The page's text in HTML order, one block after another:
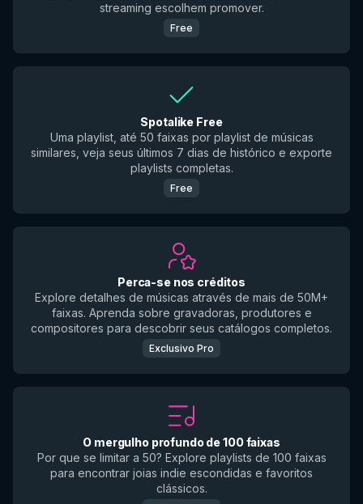
streaming escolhem promover.
Free
Spotalike Free
Uma playlist, até 50 faixas por playlist de músicas
similares, veja seus últimos 7 dias de histórico e exporte
playlists completas.
Free
Perca-se nos créditos
Explore detalhes de músicas através de mais de 50M+
faixas. Aprenda sobre gravadoras, produtores e
compositores para descobrir seus catálogos completos.
Exclusivo Pro
O mergulho profundo de 100 faixas
Por que se limitar a 50? Explore playlists de 100 faixas
para encontrar joias indie escondidas e favoritos
clássicos.